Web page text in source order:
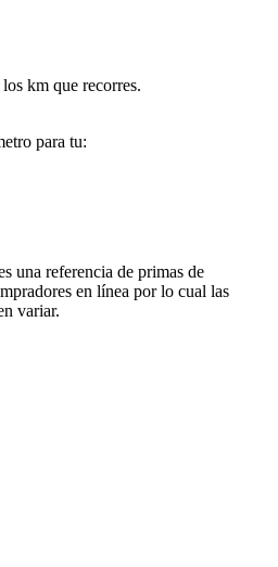
km que recorres.
para tu:
una referencia de primas de
en línea por lo cual las
variar.